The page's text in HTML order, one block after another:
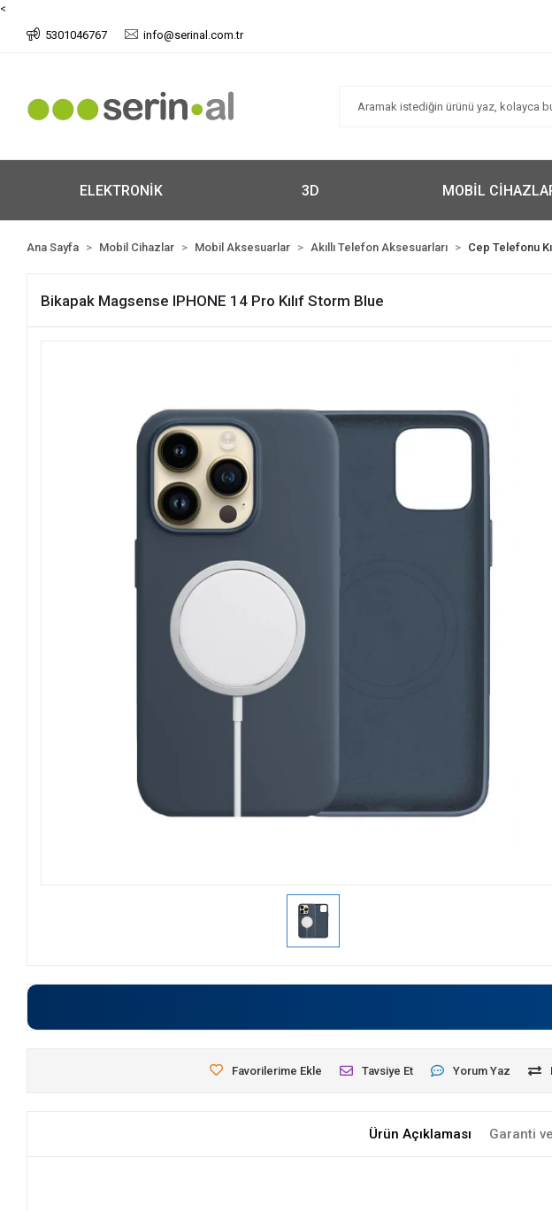
<
5301046767
info@serinal.com.tr
ELEKTRONİK 3D MOBİL
Ana Sayfa Mobil Cihazlar Mobil Aksesuarlar Akıllı Telefon Aksesuarları Cep Telefonu
Bikapak Magsense IPHONE 14 Pro Kılıf Storm Blue
İş
Favorilerime Ekle Tavsiye Et Yorum Yaz
Ürün Açıklaması Garanti